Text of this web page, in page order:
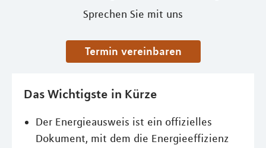
Sprechen Sie mit uns
Termin vereinbaren
Das Wichtigste in Kürze
Der Energieausweis ist ein offizielles
Dokument, mit dem die Energieeffizienz